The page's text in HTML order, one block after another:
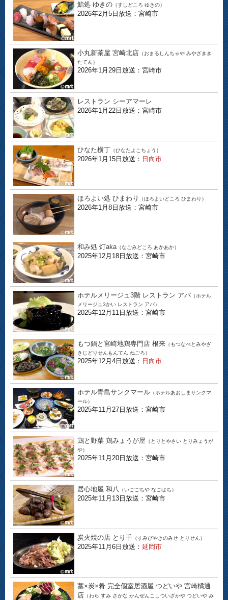
鮨処 ゆきの （すしどころ ゆきの）
2026年2月5日放送：宮崎市
小丸新茶屋 宮崎北店 （おまるしんちゃや みやざきき
たてん）
2026年1月29日放送：宮崎市
レストラン シーアマーレ
2026年1月22日放送：宮崎市
ひなた横丁 （ひなたよこちょう）
2026年1月15日放送： 日向市
ほろよい処 ひまわり （ほろよいどころ ひまわり）
2026年1月8日放送：宮崎市
和み処 灯aka（なごみどころ あかあか）
2025年12月18日放送：宮崎市
ホテルメリージュ3階 レストラン アバ （ホテル
メリージュ3かい レストラン アバ）
2025年12月11日放送：宮崎市
もつ鍋と宮崎地鶏専門店 根来 （もつなべとみやざ
きじどりせんもんてん ねごろ）
2025年12月4日放送： 日向市
ホテル青島サンクマール （ホテルあおしまサンクマ
ール）
2025年11月27日放送：宮崎市
鶏と野菜 鶏みょうが屋 （とりとやさい とりみょうが
や）
2025年11月20日放送：宮崎市
居心地屋 和八 （いごごちや なごはち）
2025年11月13日放送：宮崎市
炭火焼の店 とり千 （すみびやきのみせ とりせん）
2025年11月6日放送： 延岡市
藁×炭×肴 完全個室居酒屋 つどいや 宮崎橘通
店 （わら すみ さかな かんぜんこしついざかや つどいや み